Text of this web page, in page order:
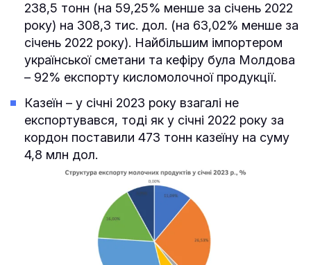
238,5 тонн (на 59,25% менше за січень 2022
року) на 308,3 тис. дол. (на 63,02% менше за
січень 2022 року). Найбільшим імпортером
української сметани та кефіру була Молдова
– 92% експорту кисломолочної продукції.
Казеїн – у січні 2023 року взагалі не
експортувався, тоді як у січні 2022 року за
кордон поставили 473 тонн казеїну на суму
4,8 млн дол.